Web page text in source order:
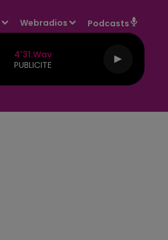
Webradios Podcasts
4'31.wav
PUBLICITE